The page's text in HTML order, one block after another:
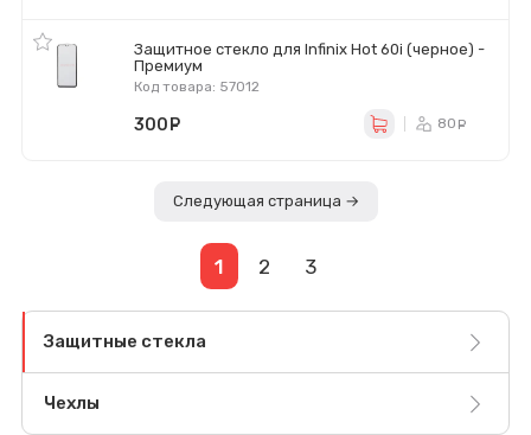
Защитное стекло для Infinix Hot 60i (черное) -
Премиум
Код товара: 57012
300 80
Следующая страница →
1 2 3
Защитные стекла
Чехлы